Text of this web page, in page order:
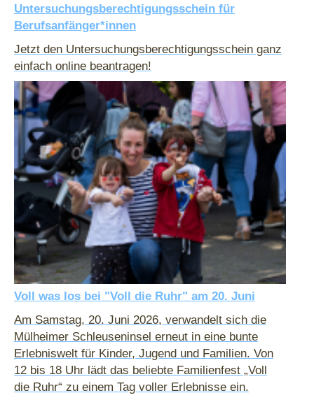
Untersuchungsberechtigungsschein für
Berufsanfänger*innen
Jetzt den Untersuchungsberechtigungsschein ganz
einfach online beantragen!
Voll was los bei "Voll die Ruhr" am 20. Juni
Am Samstag, 20. Juni 2026, verwandelt sich die
Mülheimer Schleuseninsel erneut in eine bunte
Erlebniswelt für Kinder, Jugend und Familien. Von
12 bis 18 Uhr lädt das beliebte Familienfest „Voll
die Ruhr“ zu einem Tag voller Erlebnisse ein.